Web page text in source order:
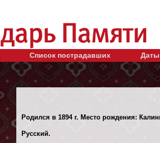
Список пострадавших Даты
Родился в 1894 г. Место рождения:
Русский.